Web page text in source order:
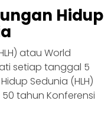
Hidup
atau World
setiap tanggal 5
Sedunia (HLH)
tahun Konferensi